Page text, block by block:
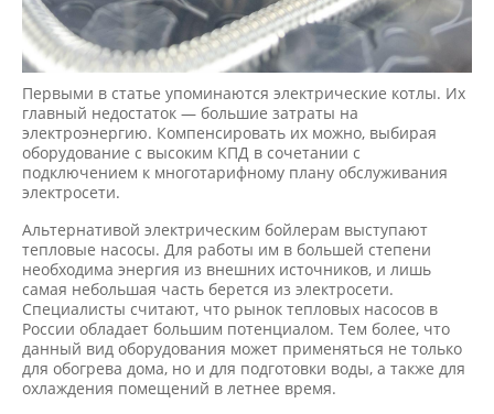
Первыми в статье упоминаются электрические котлы. Их
главный недостаток — большие затраты на
электроэнергию. Компенсировать их можно, выбирая
оборудование с высоким КПД в сочетании с
подключением к многотарифному плану обслуживания
электросети.
Альтернативой электрическим бойлерам выступают
тепловые насосы. Для работы им в большей степени
необходима энергия из внешних источников, и лишь
самая небольшая часть берется из электросети.
Специалисты считают, что рынок тепловых насосов в
России обладает большим потенциалом. Тем более, что
данный вид оборудования может применяться не только
для обогрева дома, но и для подготовки воды, а также для
охлаждения помещений в летнее время.